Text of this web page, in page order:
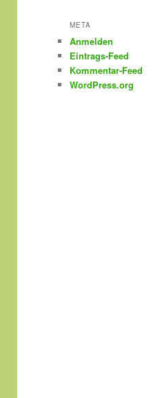
META
Anmelden
Eintrags-Feed
Kommentar-Feed
WordPress.org